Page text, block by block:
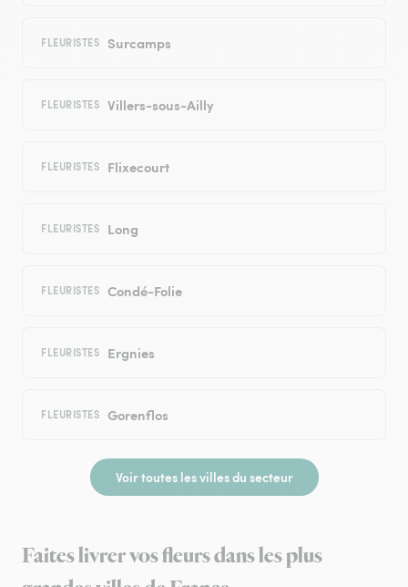
FLEURISTES Surcamps
FLEURISTES Villers-sous-Ailly
FLEURISTES Flixecourt
FLEURISTES Long
FLEURISTES Condé-Folie
FLEURISTES Ergnies
FLEURISTES Gorenflos
Voir toutes les villes du secteur
Faites livrer vos fleurs dans les plus